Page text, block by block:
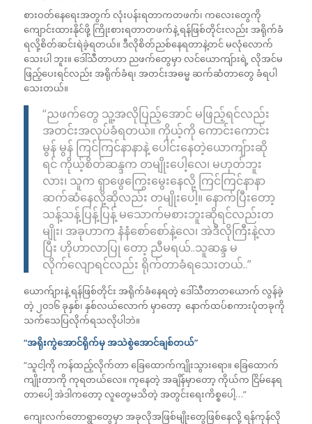
စားဝတ်နေရေးအတွက် လုံးပန်းရတာကတဖက်၊ ကလေးတွေကို
ကျောင်းထားနိုင်ဖို့ ကြိုးစားရတာတဖက်နဲ့ ရန်ဖြစ်တိုင်းလည်း အရိုက်ခံ
ရလို့စိတ်ဆင်းရဲခဲ့ရတယ်။ ဒီလိုစိတ်ညစ်နေရတာနဲ့တင် မလုံလောက်
သေးပါ ဘူး။ ဒေါ်သီတာဟာ ညဖက်တွေမှာ လင်ယောကျ်ားရဲ့ လိုအင်မ
ဖြည့်ပေးရင်လည်း အရိုက်ခံရ၊ အတင်းအဓမ္မ ဆက်ဆံတာတွေ ခံရပါ
သေးတယ်။
“ညဖက်တွေ သူ့အလိုပြည့်အောင် မဖြည့်ရင်လည်း
အတင်းအလုပ်ခံရတယ်။ ကိုယ့်ကို ကောင်းကောင်း
မွန် မွန် ကြင်ကြင်နာနာနဲ့ ပေါင်းနေတဲ့ယောကျ်ားဆို
ရင် ကိုယ့်စိတ်ဆန္ဒက တမျိုးပေါ့လေ၊ မဟုတ်ဘူး
လား၊ သူက ရှာဖွေကြွေးမွေးနေလို့ ကြင်ကြင်နာနာ
ဆက်ဆံနေလို့ဆိုလည်း တမျိုးပေါ့။ နောက်ပြီးတော့
သန့်သန့်ပြန့်ပြန့် မသောက်မစားဘူးဆိုရင်လည်းတ
မျိုး၊ အခုဟာက နံနံစော်စော်နဲ့လေ၊ အဲဒီလိုကြီးနဲ့လာ
ပြီး ဟိုဟာလာပြု တော့ ညီမရယ်..သူဆန္ဒ မ
လိုက်လျောရင်လည်း ရိုက်တာခံရသေးတယ်..”
ယောက်ျားနဲ့ ရန်ဖြစ်တိုင်း အရိုက်ခံနေရတဲ့ ဒေါ်သီတာတယောက် လွန်ခဲ့
တဲ့ ၂၀၁၆ ခုနှစ်၊ နှစ်လယ်လောက် မှာတော့ နောက်ထပ်စကားပုံတခုကို
သက်သေပြလိုက်ရသလိုပါဘဲ။
“အရိုးကွဲအောင်ရိုက်မှ အသဲစွဲအောင်ချစ်တယ်”
“သူငါ့ကို ကန်ထည့်လိုက်တာ ခြေထောက်ကျိုးသွားရော။ ခြေထောက်
ကျိုးတာကို ကုရတယ်လေ။ ကုနေတဲ့ အချိန်မှာတော့ ကိုယ်က ငြိမ်နေရ
တာပေါ့ အဲဒါကတော့ လူတွေမသိတဲ့ အတွင်းရေးကိစ္စပေါ့…”
ကျေးလက်တောရွာတွေမှာ အခုလိုအဖြစ်မျိုးတွေဖြစ်နေလို့ ရန်ကုန်လို